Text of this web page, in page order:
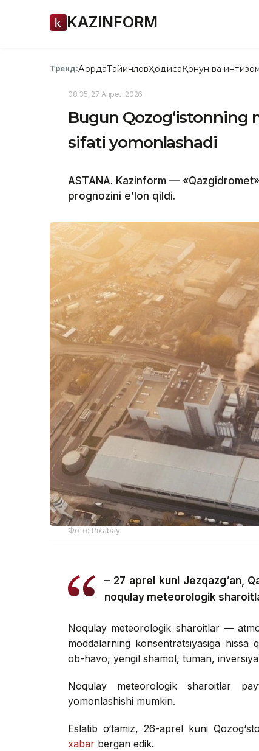
KAZINFORM
Тренд:АқордаТайинловҲодисаҚонун ва
08:35, 27 Апрел 2026
Bugun Qozog‘istonning
sifati yomonlashadi
ASTANA. Kazinform —
prognozini e’lon qildi.
Фото: Pixabay
– 27 aprel kuni Jezqazg‘an,
noqulay meteorologik
Noqulay meteorologik sharoitlar —
moddalarning konsentratsiyasiga hissa
ob-havo, yengil shamol, tuman,
Noqulay meteorologik sharoitlar
yomonlashishi mumkin.
Eslatib o‘tamiz, 26-aprel kuni
xabar bergan edik.